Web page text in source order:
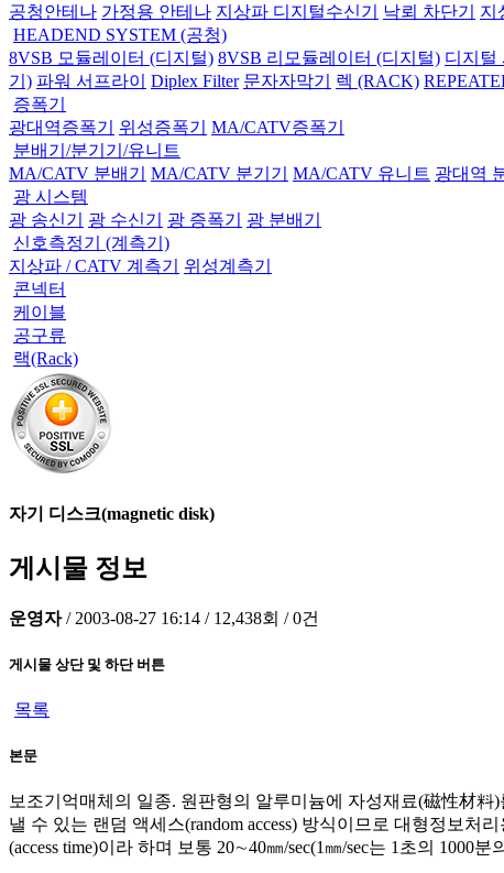
공청안테나 가정용 안테나 지상파 디지털수신기 낙뢰 차단기 지
HEADEND SYSTEM (공청)
8VSB 모듈레이터 (디지털) 8VSB 리모듈레이터 (디지털) 디지털
기) 파워 서프라이 Diplex Filter 문자자막기 렉 (RACK)
증폭기
광대역증폭기
위성증폭기
MA/CATV증폭기
분배기/분기기/유니트
MA/CATV 분배기
MA/CATV 분기기 MA/CATV 유니트 광대역
광 시스템
광 송신기
광 수신기 광 증폭기
광 분배기
신호측정기 (계측기)
지상파 / CATV 계측기
위성계측기
콘넥터
케이블
공구류
랙(Rack)
자기 디스크(magnetic disk)
게시물 정보
운영자 / 2003-08-27 16:14 / 12,438회 / 0건
게시물 상단 및 하단 버튼
목록
본문
보조기억매체의 일종. 원판형의 알루미늄에 자성재료(磁性材
낼 수 있는 랜덤 액세스(random access) 방식이므로 대형정보
(access time)이라 하며 보통 20∼40㎜/sec(1㎜/sec는 1초의 1000분